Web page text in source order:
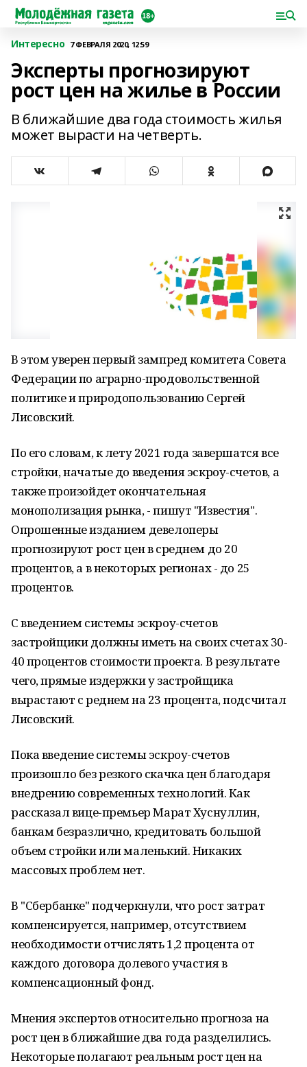
Интересно 7 ФЕВРАЛЯ 2020, 12:59
Эксперты прогнозируют
рост цен на жилье в России
В ближайшие два года стоимость жилья
может вырасти на четверть.
В этом уверен первый зампред комитета Совета
Федерации по аграрно-продовольственной
политике и природопользованию Сергей
Лисовский.
По его словам, к лету 2021 года завершатся все
стройки, начатые до введения эскроу-счетов, а
также произойдет окончательная
монополизация рынка, - пишут "Известия".
Опрошенные изданием девелоперы
прогнозируют рост цен в среднем до 20
процентов, а в некоторых регионах - до 25
процентов.
С введением системы эскроу-счетов
застройщики должны иметь на своих счетах 30-
40 процентов стоимости проекта. В результате
чего, прямые издержки у застройщика
вырастают с реднем на 23 процента, подсчитал
Лисовский.
Пока введение системы эскроу-счетов
произошло без резкого скачка цен благодаря
внедрению современных технологий. Как
рассказал вице-премьер Марат Хуснуллин,
банкам безразлично, кредитовать большой
объем стройки или маленький. Никаких
массовых проблем нет.
В "Сбербанке" подчеркнули, что рост затрат
компенсируется, например, отсутствием
необходимости отчислять 1,2 процента от
каждого договора долевого участия в
компенсационный фонд.
Мнения экспертов относительно прогноза на
рост цен в ближайшие два года разделились.
Некоторые полагают реальным рост цен на